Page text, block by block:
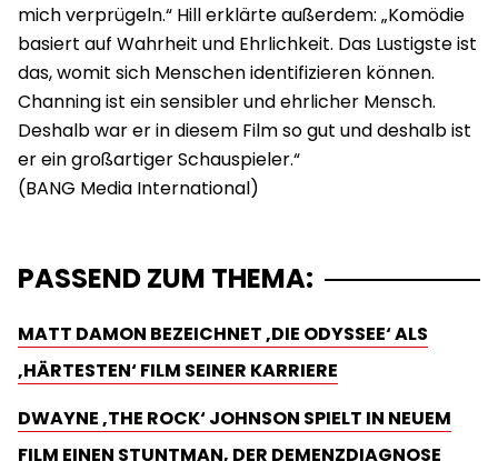
mich verprügeln.“ Hill erklärte außerdem: „Komödie
basiert auf Wahrheit und Ehrlichkeit. Das Lustigste ist
das, womit sich Menschen identifizieren können.
Channing ist ein sensibler und ehrlicher Mensch.
Deshalb war er in diesem Film so gut und deshalb ist
er ein großartiger Schauspieler.“
PASSEND ZUM THEMA:
MATT DAMON BEZEICHNET ‚DIE ODYSSEE‘ ALS
‚HÄRTESTEN‘ FILM SEINER KARRIERE
DWAYNE ‚THE ROCK‘ JOHNSON SPIELT IN NEUEM
FILM EINEN STUNTMAN, DER DEMENZDIAGNOSE